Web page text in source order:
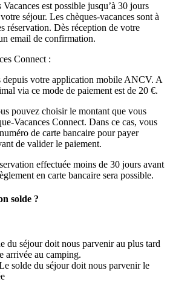
est possible jusqu’à 30 jours
séjour. Les chèques-vacances sont à
réservation. Dès réception de votre
email de confirmation.
Connect :
depuis votre application mobile ANCV. A
via ce mode de paiement est de 20 €.
pouvez choisir le montant que vous
Vacances Connect. Dans ce cas, vous
de carte bancaire pour payer
de valider le paiement.
effectuée moins de 30 jours avant
en carte bancaire sera possible.
solde ?
du séjour doit nous parvenir au plus tard
arrivée au camping.
solde du séjour doit nous parvenir le